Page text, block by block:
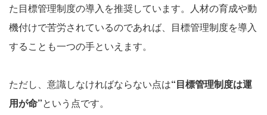
た目標管理制度の導入を推奨しています。人材の育成や動
機付けで苦労されているのであれば、目標管理制度を導入
することも一つの手といえます。
ただし、意識しなければならない点は“目標管理制度は運
用が命”という点です。